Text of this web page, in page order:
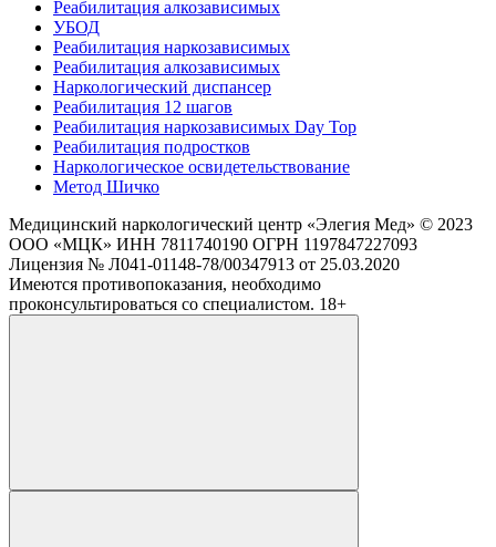
Реабилитация алкозависимых
УБОД
Реабилитация наркозависимых
Реабилитация алкозависимых
Наркологический диспансер
Реабилитация 12 шагов
Реабилитация наркозависимых Day Top
Реабилитация подростков
Наркологическое освидетельствование
Метод Шичко
Медицинский наркологический центр «Элегия Мед» © 2023
ООО «МЦК» ИНН 7811740190 ОГРН 1197847227093
Лицензия № Л041-01148-78/00347913 от 25.03.2020
Имеются противопоказания, необходимо
проконсультироваться со специалистом. 18+